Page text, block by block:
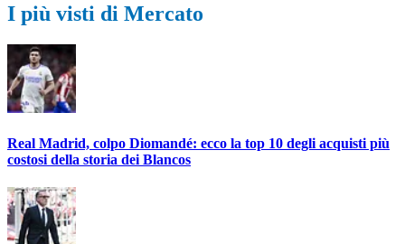
I più visti di Mercato
Real Madrid, colpo Diomandé: ecco la top 10 degli acquisti più
costosi della storia dei Blancos